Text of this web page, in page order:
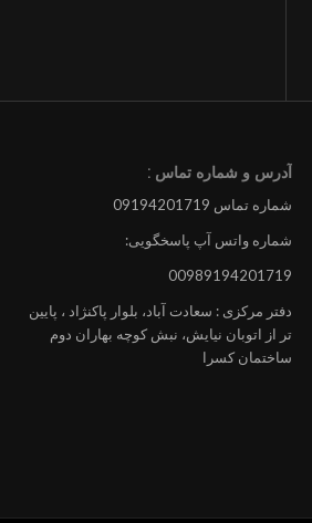
آدرس و شماره تماس :
شماره تماس 09194201719
شماره واتس آپ پاسخگویی:
00989194201719
دفتر مرکزی : سعادت آباد، بلوار پاکنژاد ، پایین
تر از اتوبان نیایش، نبش کوچه بهاران دوم
ساختمان کسرا